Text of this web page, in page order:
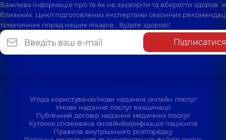
Важлива інформація про те як не захворіти та вберегти
близьких. Цикл підготовлених експертами сезонних
тематичних порад наших лікарів… Будьте здорові!
Підписатися
Угода користувачаУмови надання онлайн послуг
Умови надання послуг вакцинації
Публічний договір надання медичних послуг
Куточок споживача онлайнВерифікація пацієнтів
Правила внутрішнього розпорядку